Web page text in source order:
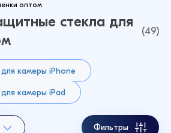
оптом
стекла для
(49)
камеры iPhone
камеры iPad
Фильтры